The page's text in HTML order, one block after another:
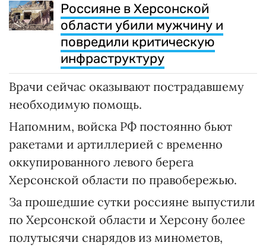
Россияне в Херсонской
области убили мужчину и
повредили критическую
инфраструктуру
Врачи сейчас оказывают пострадавшему
необходимую помощь.
Напомним, войска РФ постоянно бьют
ракетами и артиллерией с временно
оккупированного левого берега
Херсонской области по правобережью.
За прошедшие сутки россияне выпустили
по Херсонской области и Херсону более
полутысячи снарядов из минометов,